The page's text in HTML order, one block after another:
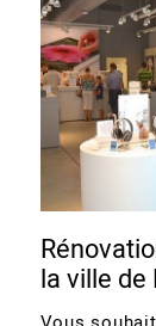
la ville de